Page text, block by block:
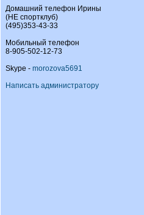
Домашний телефон Ирины
(НЕ спортклуб)
(495)353-43-33
Мобильный телефон
8-905-502-12-73
Skype - morozova5691
Написать администратору